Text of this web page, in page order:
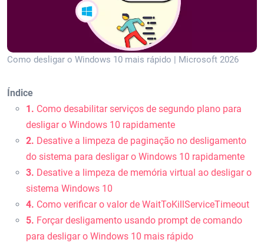
Como desligar o Windows 10 mais rápido | Microsoft 2026
Índice
1. Como desabilitar serviços de segundo plano para
desligar o Windows 10 rapidamente
2. Desative a limpeza de paginação no desligamento
do sistema para desligar o Windows 10 rapidamente
3. Desative a limpeza de memória virtual ao desligar o
sistema Windows 10
4. Como verificar o valor de WaitToKillServiceTimeout
5. Forçar desligamento usando prompt de comando
para desligar o Windows 10 mais rápido